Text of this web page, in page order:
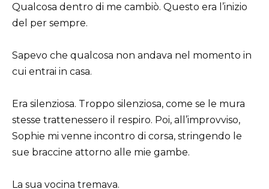
Qualcosa dentro di me cambiò. Questo era l’inizio
del per sempre.
Sapevo che qualcosa non andava nel momento in
cui entrai in casa.
Era silenziosa. Troppo silenziosa, come se le mura
stesse trattenessero il respiro. Poi, all’improvviso,
Sophie mi venne incontro di corsa, stringendo le
sue braccine attorno alle mie gambe.
La sua vocina tremava.